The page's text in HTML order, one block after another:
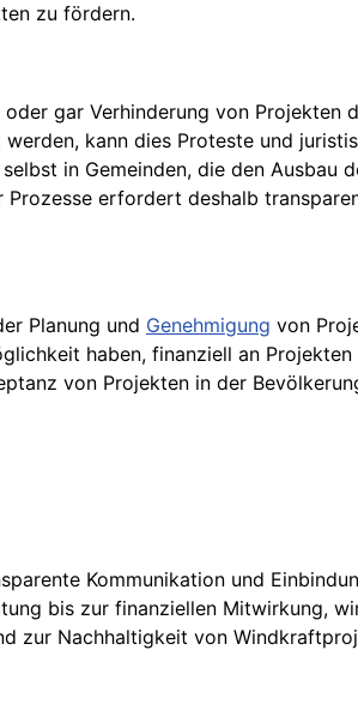
zu fördern.
gar Verhinderung von Projekten
kann dies Proteste und
in Gemeinden, die den
erfordert deshalb
Planung und Genehmigung von
haben, finanziell an
von Projekten in der
Kommunikation und
bis zur finanziellen Mitwirkung,
Nachhaltigkeit von